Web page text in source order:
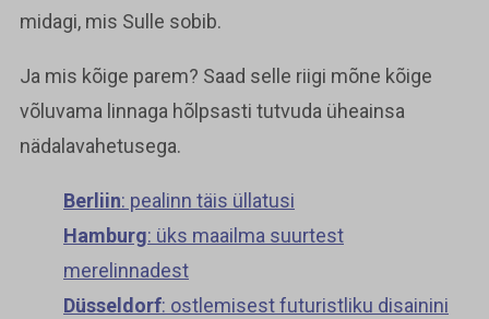
midagi, mis Sulle sobib.
Ja mis kõige parem? Saad selle riigi mõne kõige
võluvama linnaga hõlpsasti tutvuda üheainsa
nädalavahetusega.
Berliin: pealinn täis üllatusi
Hamburg: üks maailma suurtest
merelinnadest
Düsseldorf: ostlemisest futuristliku disainini